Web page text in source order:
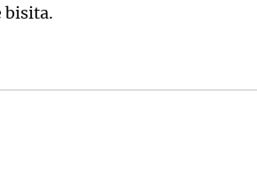
bisita.